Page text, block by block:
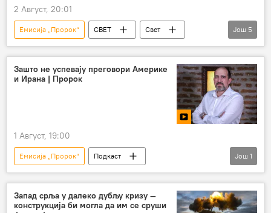
2 Август, 20:01
Емисија „Пророк“ СВЕТ
Свет
Свет – политика
Сукоб на Блиском истоку
Иран
САД Коментари и Аналитика
Још 5
Зашто не успевају преговори Америке
и Ирана | Пророк
1 Август, 19:00
Емисија „Пророк“
Подкаст
Душан Пророковић
Још 1
Запад срља у далеко дубљу кризу —
конструкција би могла да им се сруши